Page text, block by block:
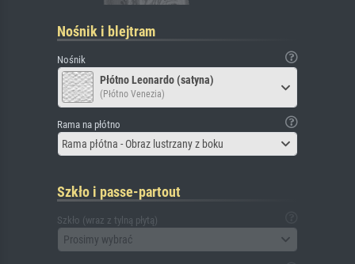
Nośnik i blejtram
Nośnik
Płótno Leonardo (satyna)
(Płótno Venezia)
Rama na płótno
Rama płótna - Obraz lustrzany z boku
Szkło i passe-partout
Szkło (wraz z tylną płytą)
Prosimy wybrać